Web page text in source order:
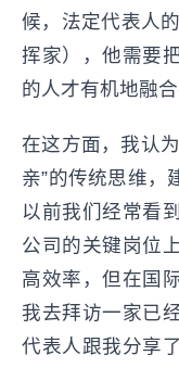
候，法定代表人
挥家），他需要
的人才有机地融
在这方面，我认
亲”的传统思维，
以前我们经常看
公司的关键岗位
高效率，但在国
我去拜访一家已
代表人跟我分享